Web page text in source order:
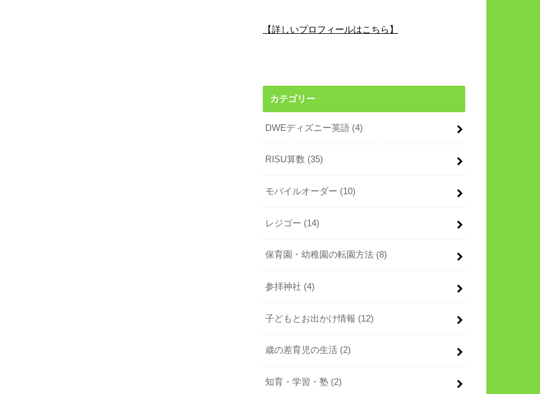
【詳しいプロフィールはこちら】
カテゴリー
DWEディズニー英語 (4)
RISU算数 (35)
モバイルオーダー (10)
レジゴー (14)
保育園・幼稚園の転園方法 (8)
参拝神社 (4)
子どもとお出かけ情報 (12)
歳の差育児の生活 (2)
知育・学習・塾 (2)